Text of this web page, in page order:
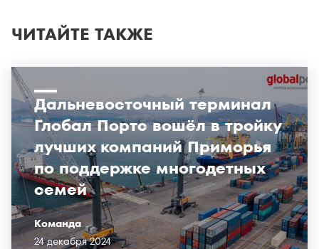
ЧИТАЙТЕ ТАКЖЕ
Дальневосточный терминал
Глобал Портс вошёл в тройку
лучших компаний Приморья
по поддержке многодетных
семей
Команда
24 декабря 2024